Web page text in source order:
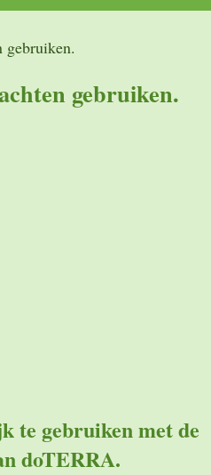
gebruiken.
gebruiken.
te gebruiken met de
doTERRA.